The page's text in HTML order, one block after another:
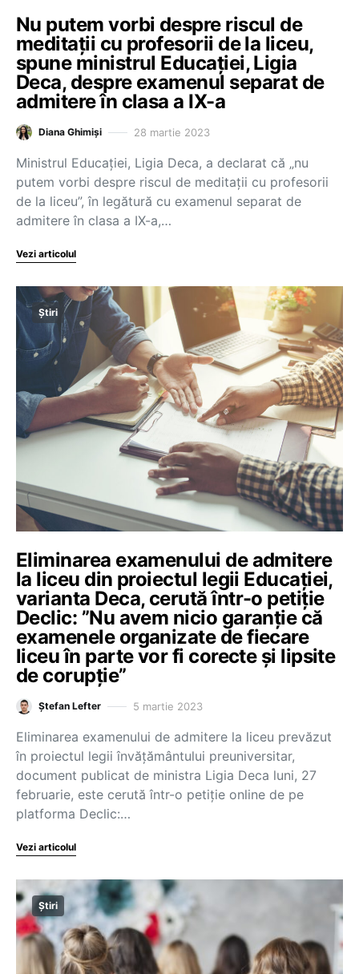
Nu putem vorbi despre riscul de
meditații cu profesorii de la liceu,
spune ministrul Educației, Ligia
Deca, despre examenul separat de
admitere în clasa a IX-a
Diana Ghimiși 28 martie 2023
Ministrul Educației, Ligia Deca, a declarat că „nu
putem vorbi despre riscul de meditații cu profesorii
de la liceu”, în legătură cu examenul separat de
admitere în clasa a IX-a,…
Vezi articolul
Știri
Eliminarea examenului de admitere
la liceu din proiectul legii Educației,
varianta Deca, cerută într-o petiție
Declic: ”Nu avem nicio garanție că
examenele organizate de fiecare
liceu în parte vor fi corecte și lipsite
de corupție”
Ștefan Lefter 5 martie 2023
Eliminarea examenului de admitere la liceu prevăzut
în proiectul legii învățământului preuniversitar,
document publicat de ministra Ligia Deca luni, 27
februarie, este cerută într-o petiție online de pe
platforma Declic:…
Vezi articolul
Știri